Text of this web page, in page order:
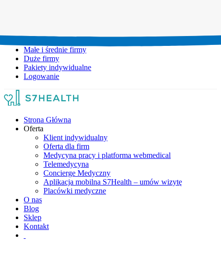
Małe i średnie firmy
Duże firmy
Pakiety indywidualne
Logowanie
Strona Główna
Oferta
Klient indywidualny
Oferta dla firm
Medycyna pracy i platforma webmedical
Telemedycyna
Concierge Medyczny
Aplikacja mobilna S7Health – umów wizytę
Placówki medyczne
O nas
Blog
Sklep
Kontakt